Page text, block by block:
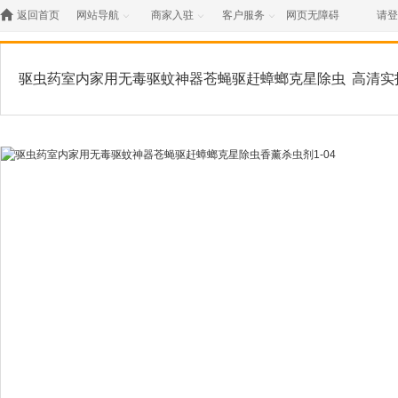
 返回首页 网站导航  商家入驻  客户服务  网页无障碍 请
驱虫药室内家用无毒驱蚊神器苍蝇驱赶蟑螂克星除虫 高清实